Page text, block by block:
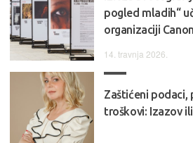
pogled mladih“
organizaciji
14. travnja 2026.
Zaštićeni
troškovi: Izazov